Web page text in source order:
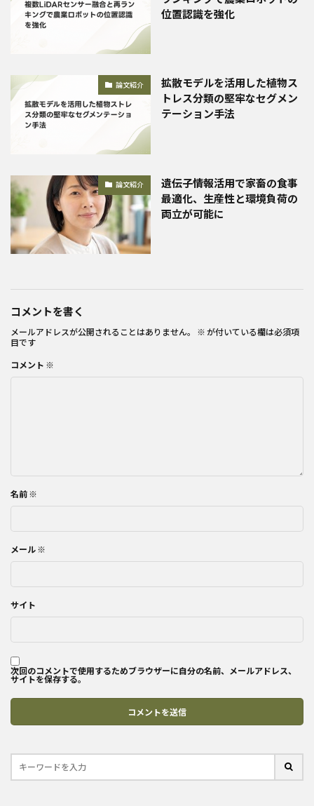
位置認識を強化
論文紹介
拡散モデルを活用した植物ス
トレス分類の堅牢なセグメン
テーション手法
論文紹介
遺伝子情報活用で家畜の食事
最適化、生産性と環境負荷の
両立が可能に
コメントを書く
メールアドレスが公開されることはありません。 ※ が付いている欄は必須項
目です
コメント ※
名前 ※
メール ※
サイト
次回のコメントで使用するためブラウザーに自分の名前、メールアドレス、
サイトを保存する。